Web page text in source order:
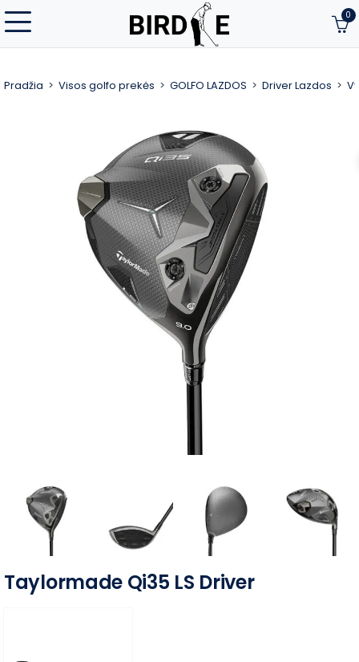
0
Pradžia Visos golfo prekės GOLFO LAZDOS Driver Lazdos
Taylormade Qi35 LS Driver